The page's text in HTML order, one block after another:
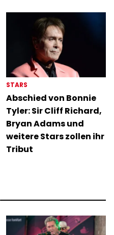
STARS
Abschied von Bonnie
Tyler: Sir Cliff Richard,
Bryan Adams und
weitere Stars zollen ihr
Tribut